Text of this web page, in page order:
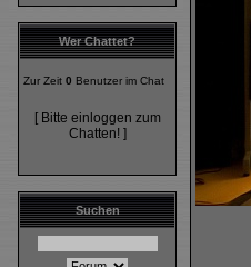
Wer Chattet?
Zur Zeit 0 Benutzer im Chat
[ Bitte einloggen zum
Chatten! ]
Suchen